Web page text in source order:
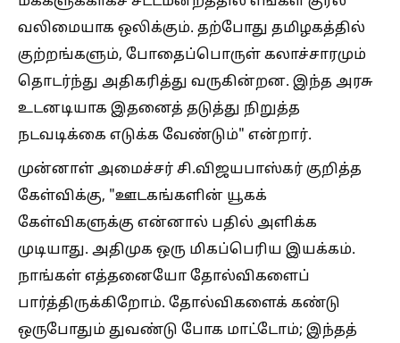
வலிமையாக ஒலிக்கும். தற்போது தமிழகத்தில்
குற்றங்களும், போதைப்பொருள் கலாச்சாரமும்
தொடர்ந்து அதிகரித்து வருகின்றன. இந்த அரசு
உடனடியாக இதனைத் தடுத்து நிறுத்த
நடவடிக்கை எடுக்க வேண்டும்" என்றார்.
முன்னாள் அமைச்சர் சி.விஜயபாஸ்கர் குறித்த
கேள்விக்கு, "ஊடகங்களின் யூகக்
கேள்விகளுக்கு என்னால் பதில் அளிக்க
முடியாது. அதிமுக ஒரு மிகப்பெரிய இயக்கம்.
நாங்கள் எத்தனையோ தோல்விகளைப்
பார்த்திருக்கிறோம். தோல்விகளைக் கண்டு
ஒருபோதும் துவண்டு போக மாட்டோம்; இந்தத்